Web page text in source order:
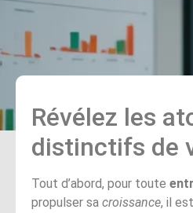
Révélez les
distinctifs de
Tout d’abord, pour toute
propulser sa croissance, il